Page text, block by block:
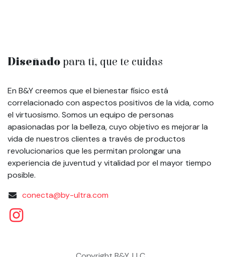
Diseñado para ti, que te cuidas
En B&Y creemos que el bienestar físico está
correlacionado con aspectos positivos de la vida, como
el virtuosismo. Somos un equipo de personas
apasionadas por la belleza, cuyo objetivo es mejorar la
vida de nuestros clientes a través de productos
revolucionarios que les permitan prolongar una
experiencia de juventud y vitalidad por el mayor tiempo
posible.
conecta@by-ultra.com